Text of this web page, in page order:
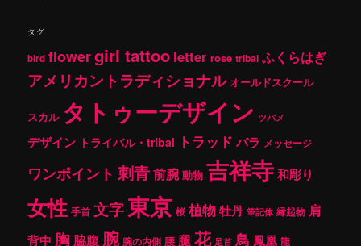
タグ
bird flowergirl tattoo letter rose tribal ふくらはぎ
アメリカントラディショナル オールドスクール
スカル タトゥーデザイン ツバメ
デザイン トライバル・tribal トラッド バラ メッセージ
ワンポイント 刺青前腕 動物 吉祥寺和彫り
女性 手首 文字東京 桜 植物牡丹 筆記体 縁起物 肩
背中 胸 脇腹 腕 腕の内側 腰 腿花 足首 鳥 鳳凰 龍